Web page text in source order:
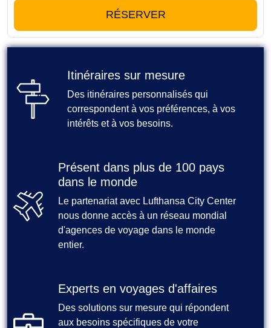
RÉSERVER
Itinéraires sur mesure
Des itinéraires personnalisés qui
correspondent à vos préférences, à vos
intérêts et à vos besoins.
Présent dans plus de 100 pays
dans le monde
Le partenariat avec Lufthansa City Center
nous donne accès à un réseau mondial
d'agences de voyage dans le monde
entier.
Experts en voyages d'affaires
Des solutions sur mesure qui répondent
aux besoins spécifiques de votre